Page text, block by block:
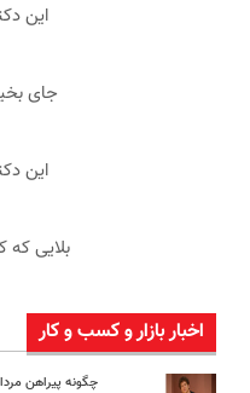
این
این
بلایی که
اخبار بازار و کسب و کار
چگونه پیراهن